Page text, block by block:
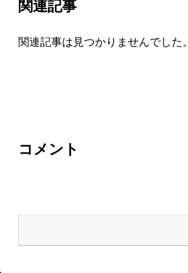
関連記事
関連記事は見つかりませんでした。
コメント